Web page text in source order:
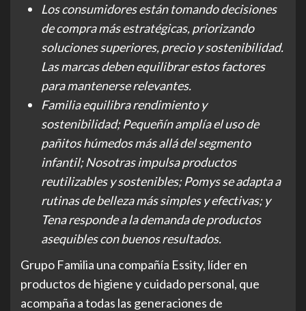
Los consumidores están tomando decisiones
de compra más estratégicas, priorizando
soluciones superiores, precio y sostenibilidad.
Las marcas deben equilibrar estos factores
para mantenerse relevantes.
Familia equilibra rendimiento y
sostenibilidad; Pequeñín amplía el uso de
pañitos húmedos más allá del segmento
infantil; Nosotras impulsa productos
reutilizables y sostenibles; Pomys se adapta a
rutinas de belleza más simples y efectivas; y
Tena responde a la demanda de productos
asequibles con buenos resultados.
Grupo Familia una compañía Essity, líder en
productos de higiene y cuidado personal, que
acompaña a todas las generaciones de